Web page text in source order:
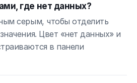
где нет данных?
серым, чтобы отделить
Цвет «нет данных» и
в панели